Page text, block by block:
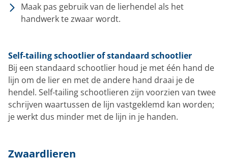
Maak pas gebruik van de lierhendel als het
handwerk te zwaar wordt.
Self-tailing schootlier of standaard schootlier
Bij een standaard schootlier houd je met één hand de
lijn om de lier en met de andere hand draai je de
hendel. Self-tailing schootlieren zijn voorzien van twee
schrijven waartussen de lijn vastgeklemd kan worden;
je werkt dus minder met de lijn in je handen.
Zwaardlieren